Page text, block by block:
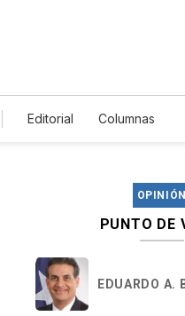
Editorial Columnas
OPINIÓN
PUNTO DE
EDUARDO A.